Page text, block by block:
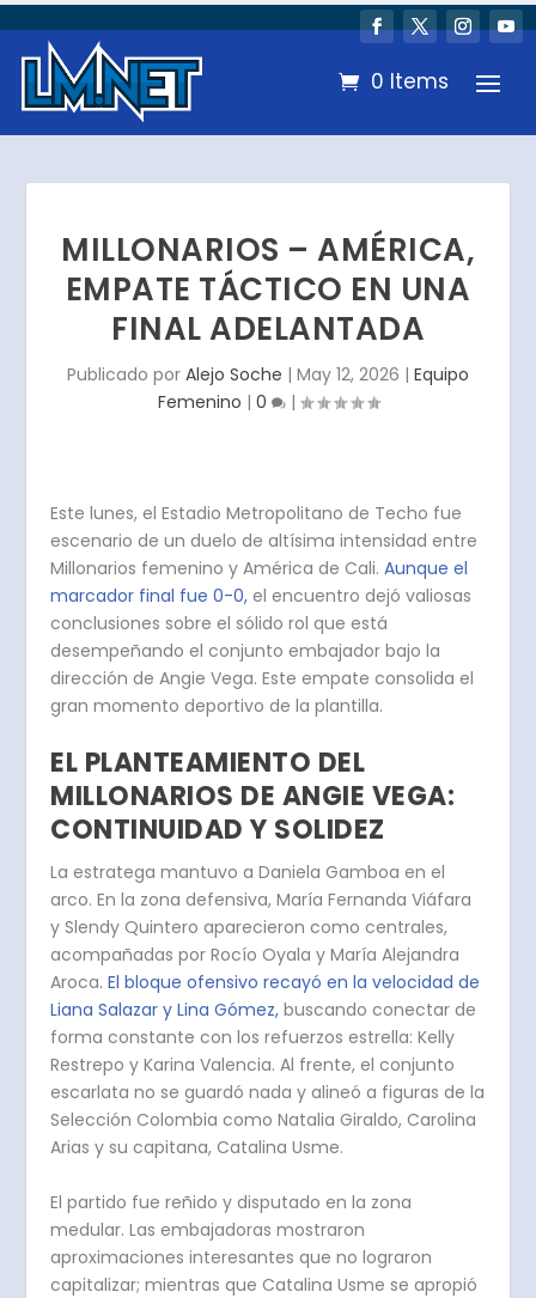
0 Items
MILLONARIOS – AMÉRICA,
EMPATE TÁCTICO EN UNA
FINAL ADELANTADA
Publicado por Alejo Soche | May 12, 2026 | Equipo
Femenino | 0 |
Este lunes, el Estadio Metropolitano de Techo fue
escenario de un duelo de altísima intensidad entre
Millonarios femenino y América de Cali.Aunque el
marcador final fue 0-0, el encuentro dejó valiosas
conclusiones sobre el sólido rol que está
desempeñando el conjunto embajador bajo la
dirección de Angie Vega.Este empate consolida el
gran momento deportivo de la plantilla.
EL PLANTEAMIENTO DEL
MILLONARIOS DE ANGIE VEGA:
CONTINUIDAD Y SOLIDEZ
La estratega mantuvo a Daniela Gamboa en el
arco.En la zona defensiva, María Fernanda Viáfara
y Slendy Quintero aparecieron como centrales,
acompañadas por Rocío Oyala y María Alejandra
Aroca. El bloque ofensivo recayó en la velocidad de
Liana Salazar y Lina Gómez, buscando conectar de
forma constante con los refuerzos estrella: Kelly
Restrepo y Karina Valencia. Al frente, el conjunto
escarlata no se guardó nada y alineó a figuras de la
Selección Colombia como Natalia Giraldo, Carolina
Arias y su capitana, Catalina Usme.
El partido fue reñido y disputado en la zona
medular. Las embajadoras mostraron
aproximaciones interesantes que no lograron
capitalizar; mientras que Catalina Usme se apropió